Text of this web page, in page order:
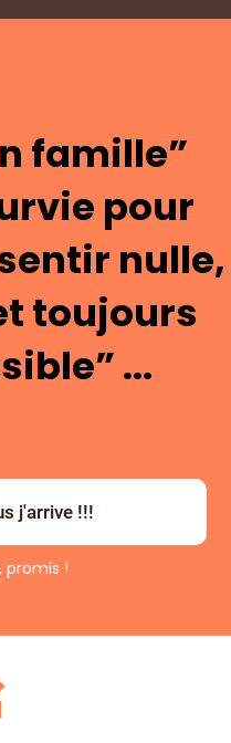
famille”
pour
nulle,
toujours
...
j'arrive !!!
promis !